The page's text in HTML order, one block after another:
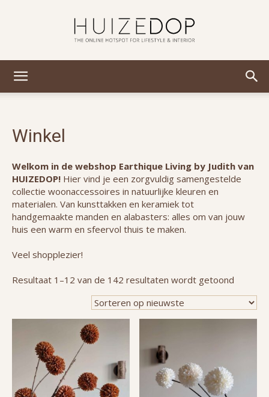
Winkel
Welkom in de webshop Earthique Living by Judith van
HUIZEDOP! Hier vind je een zorgvuldig samengestelde
collectie woonaccessoires in natuurlijke kleuren en
materialen. Van kunsttakken en keramiek tot
handgemaakte manden en alabasters: alles om van jouw
huis een warm en sfeervol thuis te maken.
Veel shopplezier!
Resultaat 1–12 van de 142 resultaten wordt getoond